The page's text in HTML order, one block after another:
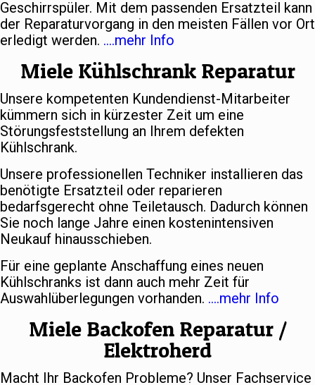
Geschirrspüler. Mit dem passenden Ersatzteil kann
der Reparaturvorgang in den meisten Fällen vor Ort
erledigt werden. ….mehr Info
Miele Kühlschrank Reparatur
Unsere kompetenten Kundendienst-Mitarbeiter
kümmern sich in kürzester Zeit um eine
Störungsfeststellung an Ihrem defekten
Kühlschrank.
Unsere professionellen Techniker installieren das
benötigte Ersatzteil oder reparieren
bedarfsgerecht ohne Teiletausch. Dadurch können
Sie noch lange Jahre einen kostenintensiven
Neukauf hinausschieben.
Für eine geplante Anschaffung eines neuen
Kühlschranks ist dann auch mehr Zeit für
Auswahlüberlegungen vorhanden. ….mehr Info
Miele Backofen Reparatur /
Elektroherd
Macht Ihr Backofen Probleme? Unser Fachservice